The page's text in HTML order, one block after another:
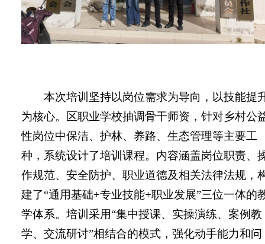
本次培训坚持以岗位需求为导向，以技能提
为核心。区职业学校抽调骨干师资，针对乡村公
性岗位中保洁、护林、养路、生态管理等主要工
种，系统设计了培训课程。内容涵盖岗位职责、
作规范、安全防护、职业道德及相关法律法规，
建了“通用基础+专业技能+职业发展”三位一体的
学体系。培训采用“集中授课、实操演练、案例教
学、交流研讨”相结合的模式，强化动手能力和问